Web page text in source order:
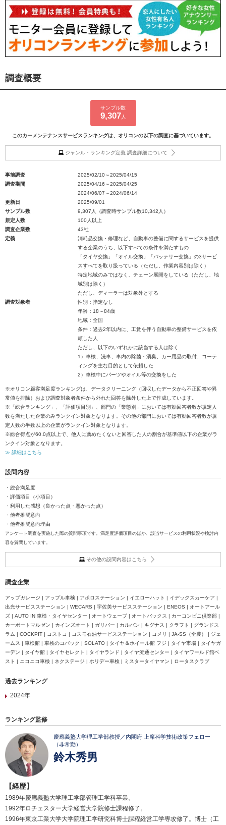
調査概要
サンプル数
9,307 人
このカーメンテナンスサービスランキングは、オリコンの以下の調査に基づいています。
ジャンル・ランキング定義 調査詳細について
事前調査
2025/02/10～2025/04/15
調査期間
2025/04/16～2025/04/25
2024/06/07～2024/06/14
更新日
2025/09/01
サンプル数
9,307人（調査時サンプル数10,342人）
規定人数
100人以上
調査企業数
43社
定義
消耗品交換・修理など、自動車の整備に関するサービスを提供
する企業のうち、以下すべての条件を満たすもの
「タイヤ交換」「オイル交換」「バッテリー交換」の3サービ
スすべてを取り扱っている（ただし、作業内容別は除く）
特定地域のみではなく、チェーン展開をしている（ただし、地
域別は除く）
ただし、ディーラーは対象外とする
調査対象者
性別：指定なし
年齢：18～84歳
地域：全国
条件：過去2年以内に、工賃を伴う自動車の整備サービスを依
頼した人
ただし、以下のいずれかに該当する人は除く
1）車検、洗車、車内の除菌・消臭、カー用品の取付、コーテ
ィングを主な目的として依頼した
2）車検中にパーツやオイル等の交換をした
※オリコン顧客満足度ランキングは、データクリーニング（回収したデータから不正回答や異
常値を排除）および調査対象者条件から外れた回答を除外した上で作成しています。
※「総合ランキング」、「評価項目別」、部門の「業態別」においては有効回答者数が規定人
数を満たした企業のみランクイン対象となります。その他の部門においては有効回答者数が規
定人数の半数以上の企業がランクイン対象となります。
※総合得点が60.0点以上で、他人に薦めたくないと回答した人の割合が基準値以下の企業がラ
ンクイン対象となります。
≫ 詳細はこちら
設問内容
・総合満足度
・評価項目（小項目）
・利用した感想（良かった点・悪かった点）
・他者推奨意向
・他者推奨意向理由
アンケート調査を実施した際の質問事項です。満足度評価項目のほか、該当サービスの利用状況や検討内
容を質問しています。
その他の設問内容はこちら
調査企業
アップガレージ | アップル車検 | アポロステーション | イエローハット | イデックスカーケア |
出光サービスステーション | WECARS | 宇佐美サービスステーション | ENEOS | オートアール
ズ | AUTO IN 車検・タイヤセンター | オートウェーブ | オートバックス | カーコンビニ倶楽部 |
カーポートマルゼン | カインズオート | ガリバー | カルバン | キグナス | クラフト | グランドス
ラム | COCKPIT | コストコ | コスモ石油サービスステーション | コメリ | JA-SS（全農） | ジェ
ームス | 車検館 | 車検のコバック | SOLATO | タイヤ＆ホイール館 フジ | タイヤ市場 | タイヤガ
ーデン | タイヤ館 | タイヤセレクト | タイヤランド | タイヤ流通センター | タイヤワールド館ベ
スト | ニコニコ車検 | ネクステージ | ホリデー車検 | ミスタータイヤマン | ロータスクラブ
過去ランキング
2024年
ランキング監修
慶應義塾大学理工学部教授／内閣府 上席科学技術政策フェロー
（非常勤）
鈴木秀男
【経歴】
1989年慶應義塾大学理工学部管理工学科卒業。
1992年ロチェスター大学経営大学院修士課程修了。
1996年東京工業大学大学院理工学研究科博士課程経営工学専攻修了。博士（工